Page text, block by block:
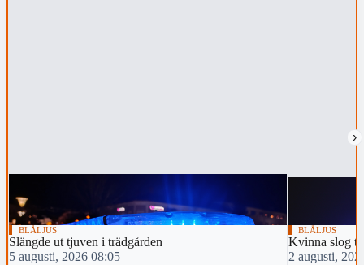
›
BLÅLJUS
Slängde ut tjuven i trädgården
5 augusti, 2026 08:05
BLÅLJUS
Kvinna slog
2 augusti,